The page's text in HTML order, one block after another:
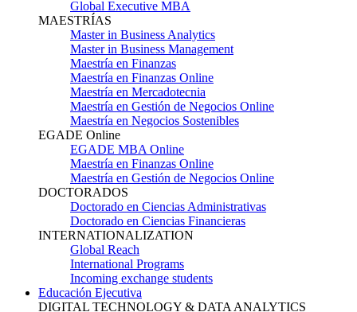
Global Executive MBA
MAESTRÍAS
Master in Business Analytics
Master in Business Management
Maestría en Finanzas
Maestría en Finanzas Online
Maestría en Mercadotecnia
Maestría en Gestión de Negocios Online
Maestría en Negocios Sostenibles
EGADE Online
EGADE MBA Online
Maestría en Finanzas Online
Maestría en Gestión de Negocios Online
DOCTORADOS
Doctorado en Ciencias Administrativas
Doctorado en Ciencias Financieras
INTERNATIONALIZATION
Global Reach
International Programs
Incoming exchange students
Educación Ejecutiva
DIGITAL TECHNOLOGY & DATA ANALYTICS